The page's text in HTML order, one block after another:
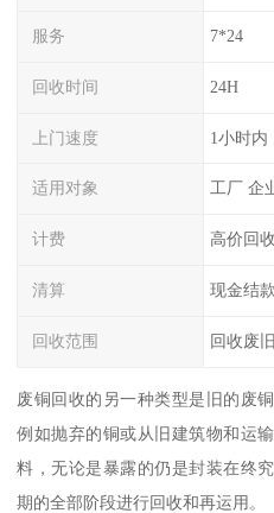
服务 7*24
回收时间 24H
上门速度 1小时内
适用对象 工厂 企
计费 高价回收
清算 现金结款
回收范围 回收废
废铜回收的另一种类型是旧的废
例如抛弃的铜或从旧建筑物和运
料，无论是暴露的仍是封装在终
期的全部阶段进行回收和再运用。